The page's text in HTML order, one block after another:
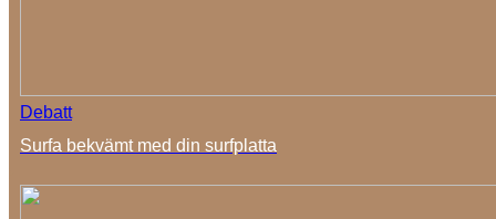
Debatt
Surfa bekvämt med din surfplatta